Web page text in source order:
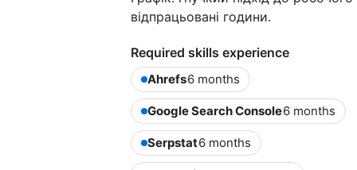
відпрацьовані години.
Required skills experience
Ahrefs6 months
Google Search Console6 months
Serpstat6 months